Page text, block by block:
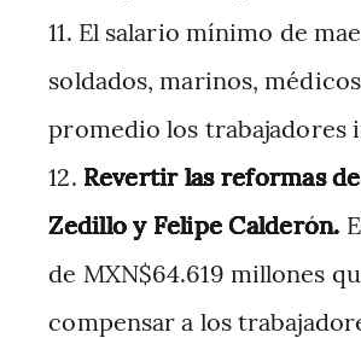
El salario mínimo de
soldados, marinos,
promedio los trabajadores
Revertir las reformas
Zedillo y Felipe Calderón.
de MXN$64.619 millones
compensar a los